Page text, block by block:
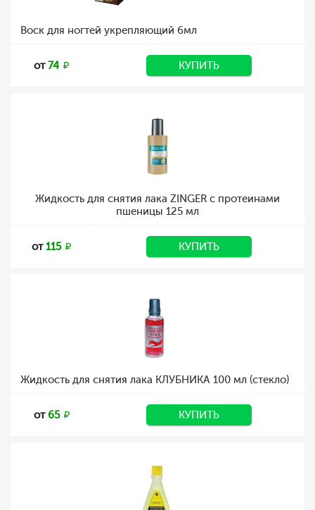
Воск для ногтей укрепляющий 6мл
от74 КУПИТЬ
Жидкость для снятия лака ZINGER с протеинами
пшеницы 125 мл
от115 КУПИТЬ
Жидкость для снятия лака КЛУБНИКА 100 мл (стекло)
от65 КУПИТЬ